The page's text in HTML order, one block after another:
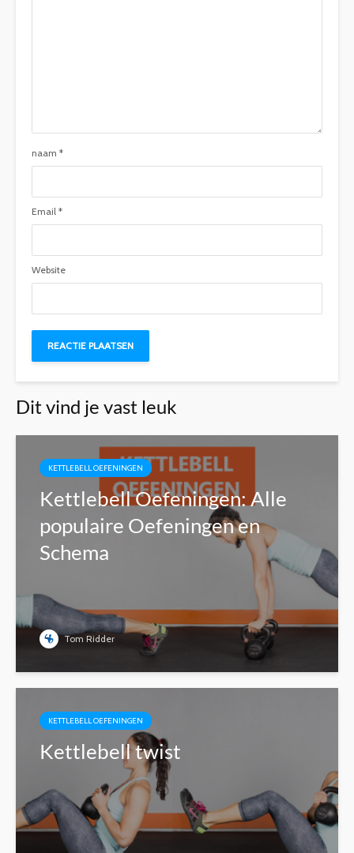
naam *
Email *
Website
Dit vind je vast leuk
KETTLEBELL OEFENINGEN
Kettlebell Oefeningen: Alle
populaire Oefeningen en
Schema
Tom Ridder
KETTLEBELL OEFENINGEN
Kettlebell twist